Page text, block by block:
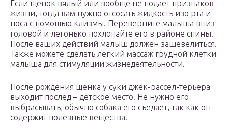
Если щенок вялый или вообще не подает признаков
жизни, тогда вам нужно отсосать жидкость изо рта и
носа с помощью клизмы. Переверните малыша вниз
головой и легонько похлопайте его в районе спины.
После ваших действий малыш должен зашевелиться.
Также можете сделать легкий массаж грудной клетки
малыша для стимуляции жизнедеятельности.
После рождения щенка у суки джек-рассел-терьера
выходит послед – детское место. Не нужно его
выбрасывать, обычно собака его съедает, так как он
содержит полезные вещества.